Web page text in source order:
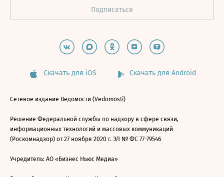
Скачать для iOS Скачать для Android
Сетевое издание Ведомости (Vedomosti)
Решение Федеральной службы по надзору в сфере связи,
информационных технологий и массовых коммуникаций
(Роскомнадзор) от 27 ноября 2020 г. ЭЛ № ФС 77-79546
Учредитель: АО «Бизнес Ньюс Медиа»